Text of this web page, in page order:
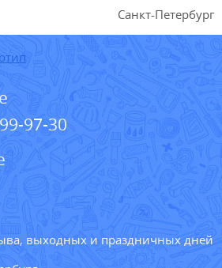
Санкт-Петербург
97-30
выходных и праздничных дней